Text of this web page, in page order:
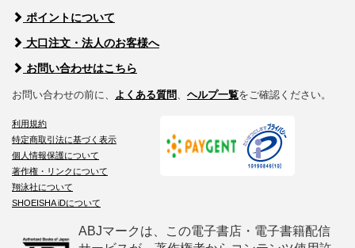
ポイントについて
大口注文・法人のお客様へ
お問い合わせはこちら
お問い合わせの前に、 よくある質問、 ヘルプ一覧をご確認ください。
利用規約
特定商取引法に基づく表示
個人情報保護について
著作権・リンクについて
翔泳社について
SHOEISHA iDについて
ABJマークは、この電子書店・電子書籍配信